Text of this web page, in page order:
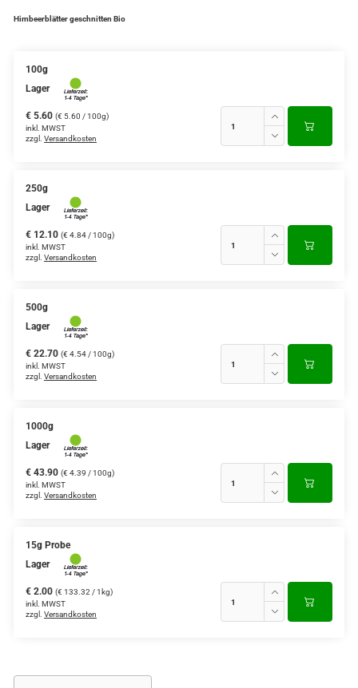
Himbeerblätter geschnitten Bio
100g
Lager
€ 5.60 (€ 5.60 / 100g)
inkl. MWST
zzgl. Versandkosten
250g
Lager
€ 12.10 (€ 4.84 / 100g)
inkl. MWST
zzgl. Versandkosten
500g
Lager
€ 22.70 (€ 4.54 / 100g)
inkl. MWST
zzgl. Versandkosten
1000g
Lager
€ 43.90 (€ 4.39 / 100g)
inkl. MWST
zzgl. Versandkosten
15g Probe
Lager
€ 2.00 (€ 133.32 / 1kg)
inkl. MWST
zzgl. Versandkosten